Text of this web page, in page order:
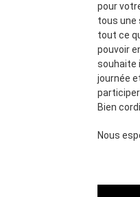
pour
tous une
tout ce
pouvoir
souhaite
journée
Bien
Nous